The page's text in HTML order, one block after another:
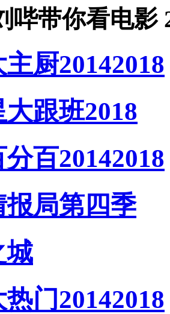
哔带你看电影
厨20142018
跟班2018
百20142018
报局第四季
城
门20142018